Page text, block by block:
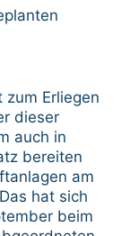
Erliegen
dieser
auch in
bereiten
am
hat sich
beim